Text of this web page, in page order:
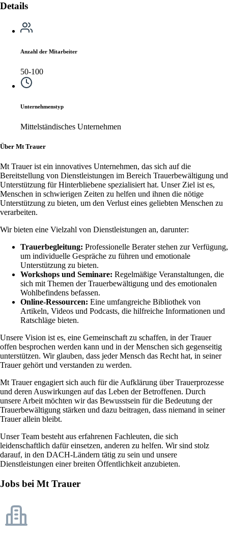
Details
Anzahl der Mitarbeiter
50-100
Unternehmenstyp
Mittelständisches Unternehmen
Über Mt Trauer
Mt Trauer ist ein innovatives Unternehmen, das sich auf die
Bereitstellung von Dienstleistungen im Bereich Trauerbewältigung und
Unterstützung für Hinterbliebene spezialisiert hat. Unser Ziel ist es,
Menschen in schwierigen Zeiten zu helfen und ihnen die nötige
Unterstützung zu bieten, um den Verlust eines geliebten Menschen zu
verarbeiten.
Wir bieten eine Vielzahl von Dienstleistungen an, darunter:
Trauerbegleitung: Professionelle Berater stehen zur Verfügung,
um individuelle Gespräche zu führen und emotionale
Unterstützung zu bieten.
Workshops und Seminare: Regelmäßige Veranstaltungen, die
sich mit Themen der Trauerbewältigung und des emotionalen
Wohlbefindens befassen.
Online-Ressourcen: Eine umfangreiche Bibliothek von
Artikeln, Videos und Podcasts, die hilfreiche Informationen und
Ratschläge bieten.
Unsere Vision ist es, eine Gemeinschaft zu schaffen, in der Trauer
offen besprochen werden kann und in der Menschen sich gegenseitig
unterstützen. Wir glauben, dass jeder Mensch das Recht hat, in seiner
Trauer gehört und verstanden zu werden.
Mt Trauer engagiert sich auch für die Aufklärung über Trauerprozesse
und deren Auswirkungen auf das Leben der Betroffenen. Durch
unsere Arbeit möchten wir das Bewusstsein für die Bedeutung der
Trauerbewältigung stärken und dazu beitragen, dass niemand in seiner
Trauer allein bleibt.
Unser Team besteht aus erfahrenen Fachleuten, die sich
leidenschaftlich dafür einsetzen, anderen zu helfen. Wir sind stolz
darauf, in den DACH-Ländern tätig zu sein und unsere
Dienstleistungen einer breiten Öffentlichkeit anzubieten.
Jobs bei Mt Trauer